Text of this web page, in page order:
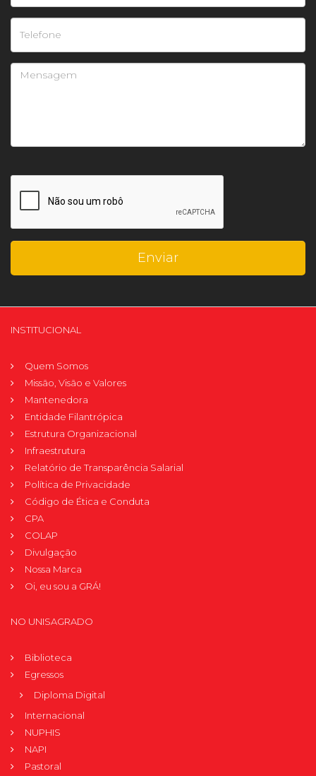
INSTITUCIONAL
Quem Somos
Missão, Visão e Valores
Mantenedora
Entidade Filantrópica
Estrutura Organizacional
Infraestrutura
Relatório de Transparência Salarial
Política de Privacidade
Código de Ética e Conduta
CPA
COLAP
Divulgação
Nossa Marca
Oi, eu sou a GRÁ!
NO UNISAGRADO
Biblioteca
Egressos
Diploma Digital
Internacional
NUPHIS
NAPI
Pastoral